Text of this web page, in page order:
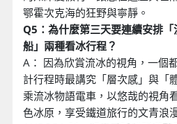
鄂霍次克海的狂野與寧靜。
Q5：為什麼第三天要連續安排
船」兩種看冰行程？
A： 因為欣賞流冰的視角，一個
計行程時最講究「層次感」與「
乘流冰物語電車，以悠哉的視角
色冰原，享受鐵道旅行的文青浪